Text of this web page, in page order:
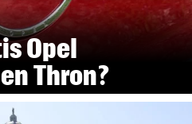
Opel
Thron?